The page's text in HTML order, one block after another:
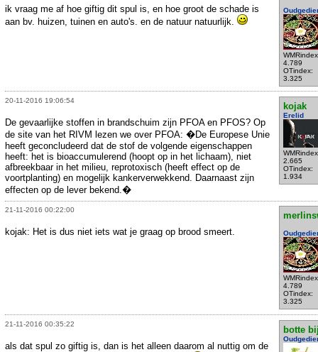
4.789
OTindex:
3.325
ik vraag me af hoe giftig dit spul is, en hoe groot de schade is
aan bv. huizen, tuinen en auto's. en de natuur natuurlijk.
20-11-2016 19:06:54
kojak
Erelid
2.665
OTindex:
1.934
De gevaarlijke stoffen in brandschuim zijn PFOA en PFOS? Op
de site van het RIVM lezen we over PFOA: �De Europese Unie
heeft geconcludeerd dat de stof de volgende eigenschappen
heeft: het is bioaccumulerend (hoopt op in het lichaam), niet
afbreekbaar in het milieu, reprotoxisch (heeft effect op de
voortplanting) en mogelijk kankerverwekkend. Daarnaast zijn
effecten op de lever bekend.�
21-11-2016 00:22:00
4.789
OTindex:
3.325
kojak: Het is dus niet iets wat je graag op brood smeert.
21-11-2016 00:35:22
botte
als dat spul zo giftig is, dan is het alleen daarom al nuttig om de